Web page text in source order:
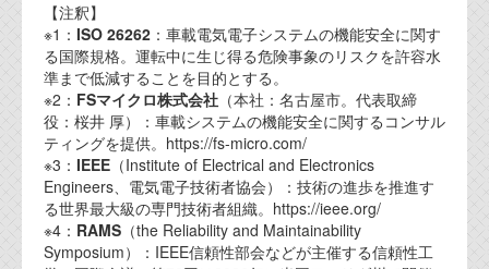
【注釈】
※1： ISO 26262 ：車載電気電子システムの機能安全に関す
る国際規格。運転中に生じ得る危険事象のリスクを許容水
準まで低減することを目的とする。
※2： FSマイクロ株式会社 （本社：名古屋市。代表取締
役：桜井 厚）：車載システムの機能安全に関するコンサル
ティングを提供。https://fs-micro.com/
※3： IEEE （Institute of Electrical and Electronics
Engineers、電気電子技術者協会）：技術の進歩を推進す
る世界最大級の専門技術者組織。https://ieee.org/
※4： RAMS （the Reliability and Maintainability
Symposium）：IEEE信頼性部会などが主催する信頼性工